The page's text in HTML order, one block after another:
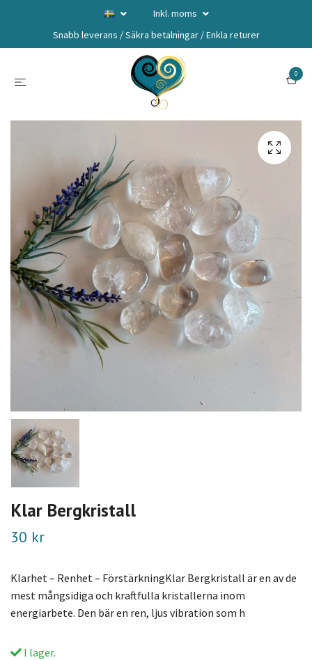
Inkl. moms
Snabb leverans / Säkra betalningar / Enkla returer
0
Klar Bergkristall
30 kr
Klarhet – Renhet – FörstärkningKlar Bergkristall är en av de
mest mångsidiga och kraftfulla kristallerna inom
energiarbete. Den bär en ren, ljus vibration som h
I lager.